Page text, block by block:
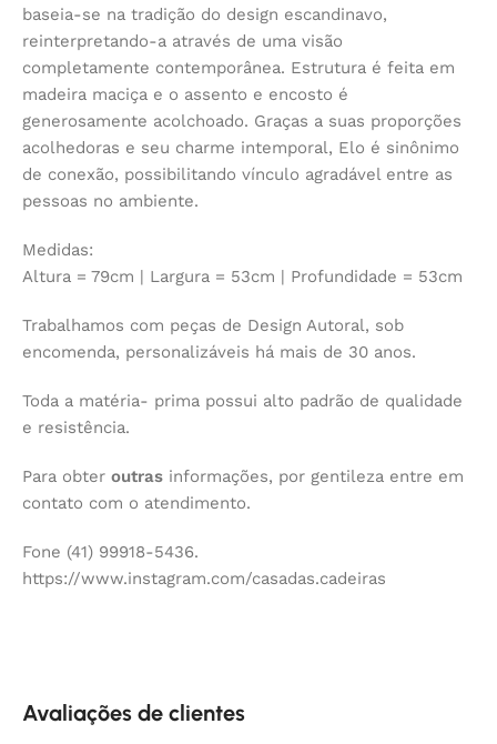
baseia-se na tradição do design escandinavo,
reinterpretando-a através de uma visão
completamente contemporânea. Estrutura é feita em
madeira maciça e o assento e encosto é
generosamente acolchoado. Graças a suas proporções
acolhedoras e seu charme intemporal, Elo é sinônimo
de conexão, possibilitando vínculo agradável entre as
pessoas no ambiente.
Medidas:
Altura = 79cm | Largura = 53cm | Profundidade = 53cm
Trabalhamos com peças de Design Autoral, sob
encomenda, personalizáveis há mais de 30 anos.
Toda a matéria- prima possui alto padrão de qualidade
e resistência.
Para obter outras informações, por gentileza entre em
contato com o atendimento.
Fone (41) 99918-5436.
https://www.instagram.com/casadas.cadeiras
Avaliações de clientes